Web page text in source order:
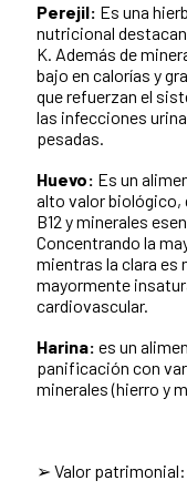
Perejil: Es una
nutricional
K. Además de
bajo en calorías y
que refuerzan el
las infecciones
pesadas.
Huevo: Es un
alto valor biológico,
B12 y minerales
Concentrando la
mientras la clara es
mayormente
cardiovascular.
Harina: es un
panificación con
minerales (hierro y
➢ Valor patrimonial: